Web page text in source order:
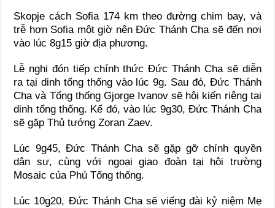
Skopje cách Sofia 174 km theo đường chim bay, và
trễ hơn Sofia một giờ nên Đức Thánh Cha sẽ đến nơi
vào lúc 8g15 giờ địa phương.
Lễ nghi đón tiếp chính thức Đức Thánh Cha sẽ diễn
ra tại dinh tổng thống vào lúc 9g. Sau đó, Đức Thánh
Cha và Tổng thống Gjorge Ivanov sẽ hội kiến riêng tại
dinh tổng thống. Kế đó, vào lúc 9g30, Đức Thánh Cha
sẽ gặp Thủ tướng Zoran Zaev.
Lúc 9g45, Đức Thánh Cha sẽ gặp gỡ chính quyền
dân sự, cùng với ngoại giao đoàn tại hội trường
Mosaic của Phủ Tổng thống.
Lúc 10g20, Ðức Thánh Cha sẽ viếng đài kỷ niệm Mẹ